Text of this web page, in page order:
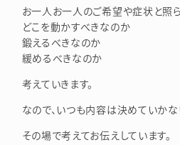
お一人お一人のご希望や症状と照
どこを動かすべきなのか
鍛えるべきなのか
緩めるべきなのか
考えていきます。
なので、いつも内容は決めていかな
その場で考えてお伝えしています。